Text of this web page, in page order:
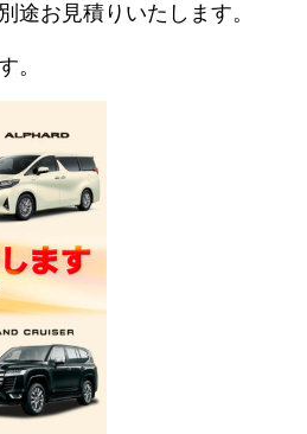
途お見積りいたします。
。